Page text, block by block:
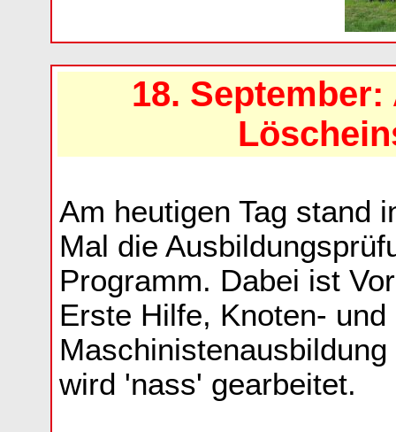
18.
Am heutigen Tag stand
Mal die
Programm. Dabei ist
Erste Hilfe, Knoten-
wird 'nass' gearbeitet.